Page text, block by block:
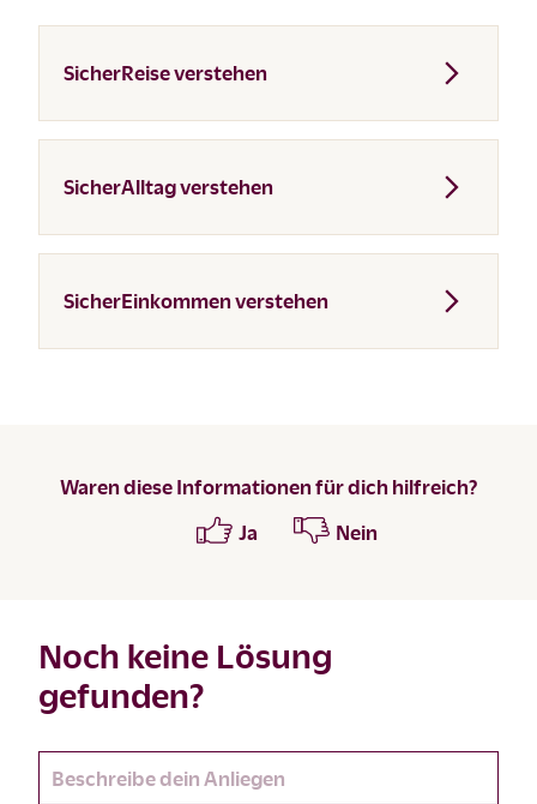
SicherReise verstehen
SicherAlltag verstehen
SicherEinkommen verstehen
Waren diese Informationen für dich hilfreich?
Ja
Nein
Noch keine Lösung
gefunden?